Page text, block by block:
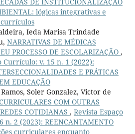
lógicas integrativas e
Ieda Marisa Trindade
NARRATIVAS DE MÉDICAS
PROCESSO DE ESCOLARIZAÇÃO ,
Currículo: v. 15 n. 1 (2022):
E PRÁTICAS
EDUCAÇÃO
Soler Gonzalez, Victor de
COM OUTRAS
COTIDIANAS , Revista Espaço
2 (2023): REENCANTAMENTO
curriculares enquanto